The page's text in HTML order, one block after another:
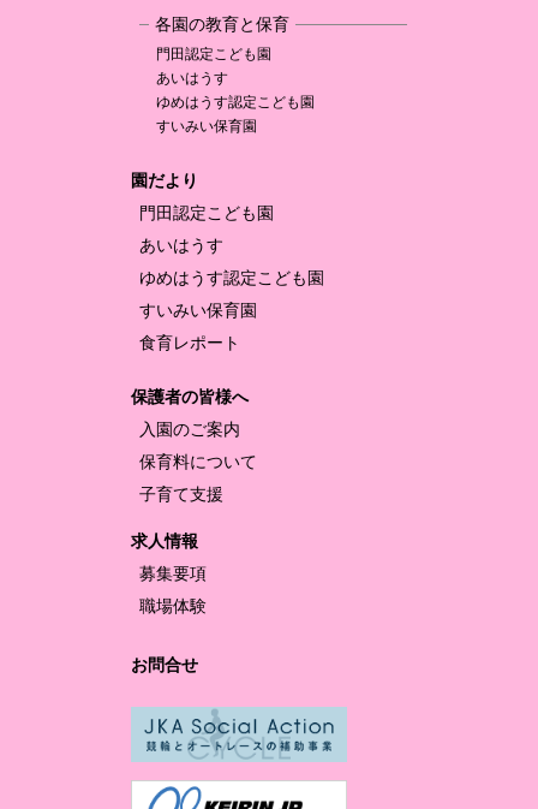
各園の教育と保育
門田認定 こども園
あいはうす
ゆめはうす認定 こども園
すいみい保育園
園だより
門田認定 こども園
あいはうす
ゆめはうす認定 こども園
すいみい保育園
食育レポート
保護者の皆様へ
入園のご案内
保育料について
子育て支援
求人情報
募集要項
職場体験
お問合せ